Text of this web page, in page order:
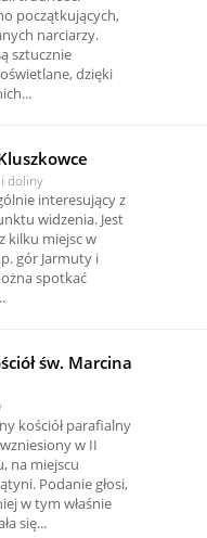
początkujących,
narciarzy.
sztucznie
dzięki
i doliny
interesujący z
widzenia. Jest
kilku miejsc w
gór Jarmuty i
spotkać
św. Marcina
kościół parafialny
w II
na miejscu
Podanie głosi,
w tym właśnie
się...